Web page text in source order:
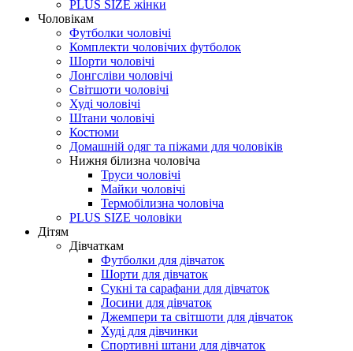
PLUS SIZE жінки
Чоловікам
Футболки чоловічі
Комплекти чоловічих футболок
Шорти чоловічі
Лонгсліви чоловічі
Світшоти чоловічі
Худі чоловічі
Штани чоловічі
Костюми
Домашній одяг та піжами для чоловіків
Нижня білизна чоловіча
Труси чоловічі
Майки чоловічі
Термобілизна чоловіча
PLUS SIZE чоловіки
Дітям
Дівчаткам
Футболки для дівчаток
Шорти для дівчаток
Сукні та сарафани для дівчаток
Лосини для дівчаток
Джемпери та світшоти для дівчаток
Худі для дівчинки
Спортивні штани для дівчаток